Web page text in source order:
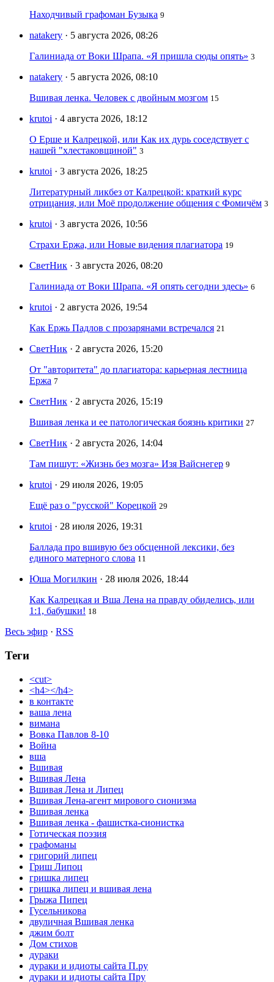
Находчивый графоман Бузыка 9
natakery · 5 августа 2026, 08:26
Галиниада от Воки Шрапа. «Я пришла сюды опять» 3
natakery · 5 августа 2026, 08:10
Вшивая ленка. Человек с двойным мозгом 15
krutoi · 4 августа 2026, 18:12
О Ерше и Калрецкой, или Как их дурь соседствует с
нашей "хлестаковщиной" 3
krutoi · 3 августа 2026, 18:25
Литературный ликбез от Калрецкой: краткий курс
отрицания, или Моё продолжение общения с Фомичём 3
krutoi · 3 августа 2026, 10:56
Страхи Ержа, или Новые видения плагиатора 19
СветНик · 3 августа 2026, 08:20
Галиниада от Воки Шрапа. «Я опять сегодни здесь» 6
krutoi · 2 августа 2026, 19:54
Как Ержь Падлов с прозарянами встречался 21
СветНик · 2 августа 2026, 15:20
От "авторитета" до плагиатора: карьерная лестница
Ержа 7
СветНик · 2 августа 2026, 15:19
Вшивая ленка и ее патологическая боязнь критики 27
СветНик · 2 августа 2026, 14:04
Там пишут: «Жизнь без мозга» Изя Вайснегер 9
krutoi · 29 июля 2026, 19:05
Ещё раз о "русской" Корецкой 29
krutoi · 28 июля 2026, 19:31
Баллада про вшивую без обсценной лексики, без
единого матерного слова 11
Юша Могилкин · 28 июля 2026, 18:44
Как Калрецкая и Вша Лена на правду обиделись, или
1:1, бабушки! 18
Весь эфир · RSS
Теги
<cut>
<h4></h4>
в контакте
ваша лена
вимана
Вовка Павлов 8-10
Война
вша
Вшивая
Вшивая Лена
Вшивая Лена и Липец
Вшивая Лена-агент мирового сионизма
Вшивая ленка
Вшивая ленка - фашистка-сионистка
Готическая поэзия
графоманы
григорий липец
Гриш Липоц
гришка липец
гришка липец и вшивая лена
Грыжа Пипец
Гусельникова
двуличная Вшивая ленка
джим болт
Дом стихов
дураки
дураки и идиоты сайта П.ру
дураки и идиоты сайта Пру